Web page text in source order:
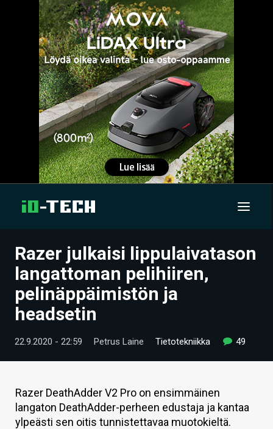
UUTISET
ARTIKKELIT
VIDEOT
TECHBBS
HINTA.FI
KAUPPA
Razer julkaisi lippulaivatason
langattoman pelihiiren,
pelinäppäimistön ja
headsetin
22.9.2020 - 22:59 Petrus Laine Tietotekniikka 49
Razer DeathAdder V2 Pro on ensimmäinen
langaton DeathAdder-perheen edustaja ja kantaa
ylpeästi sen oitis tunnistettavaa muotokieltä.